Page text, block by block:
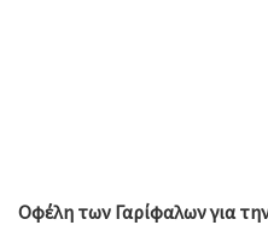
Οφέλη των Γαρίφαλων για την